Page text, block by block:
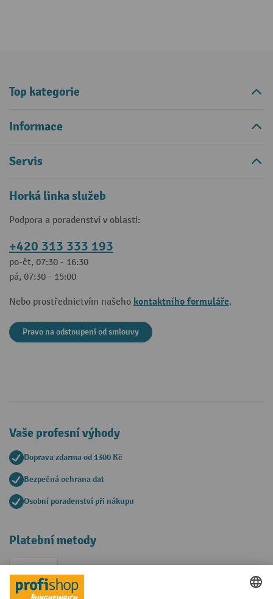
Top kategorie
Informace
Servis
Horká linka služeb
Podpora a poradenství v oblasti:
+420 313 333 193
po-čt, 07:30 - 16:30
pá, 07:30 - 15:00
Nebo prostřednictvím našeho kontaktního formuláře.
Pravo na odstoupeni od smlouvy
Vaše profesní výhody
Doprava zdarma od 1300 Kč
Bezpečná ochrana dat
Osobní poradenství při nákupu
Platební metody
Faktura